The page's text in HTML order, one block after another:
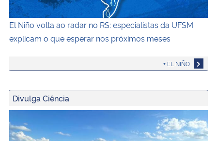
El Niño volta ao radar no RS: especialistas da UFSM
explicam o que esperar nos próximos meses
+ EL NIÑO
Divulga Ciência
Tecnologia inovadora desenvolvida na UFSM/FW